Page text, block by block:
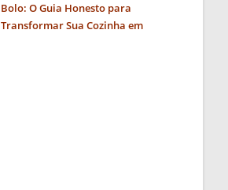
Bolo: O Guia Honesto para
Transformar Sua Cozinha em